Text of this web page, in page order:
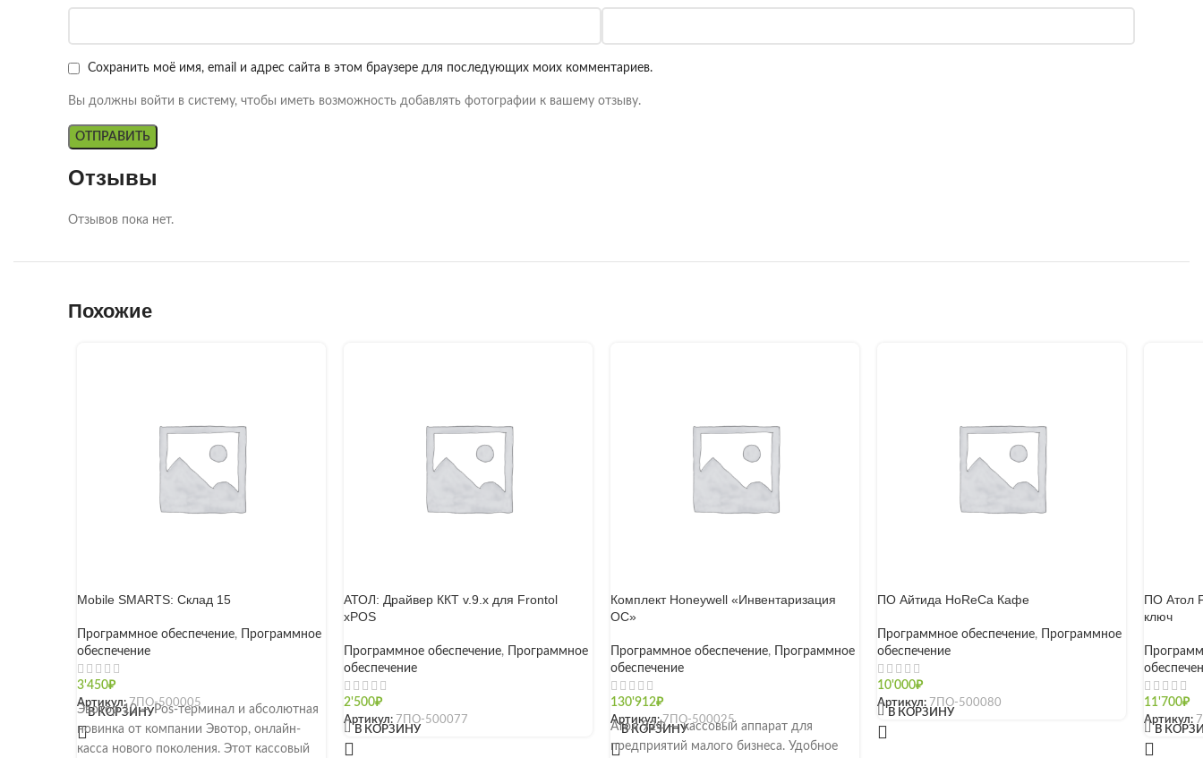
Отзывы
Отзывов пока нет.
Сохранить моё имя, email и адрес сайта в этом браузере для последующих моих комментариев.
Вы должны войти в систему, чтобы иметь возможность добавлять фотографии к вашему отзыву.
Похожие
Mobile SMARTS: Склад 15
Программное обеспечение,
Программное
обеспечение
3'450₽
В КОРЗИНУ
Артикул: 7ПО-500005
Эвотор 10 — Pos-терминал и абсолютная
новинка от компании Эвотор, онлайн-
касса нового поколения. Этот кассовый
АТОЛ: Драйвер ККТ v.9.x для Frontol
xPOS
Программное обеспечение,
Программное
обеспечение
2'500₽
В КОРЗИНУ
Артикул: 7ПО-500077
[]
Комплект Honeywell «Инвентаризация
ОС»
Программное обеспечение,
Программное
обеспечение
130'912₽
В КОРЗИНУ
Артикул:7ПО-500025
Атол 92Ф — кассовый аппарат для
предприятий малого бизнеса. Удобное
ПО Айтида HoReCa Кафе
Программное обеспечение,
Программное
обеспечение
10'000₽
В КОРЗИНУ
Артикул: 7ПО-500080
[]
ПО Атол
ключ
11'700₽
В
Артикул:
[]